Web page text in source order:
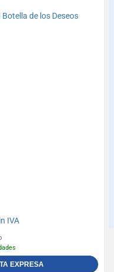
IVA
EXPRESA